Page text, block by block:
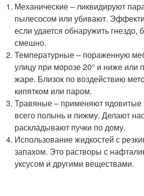
Механические – ликвидируют
пылесосом или убивают.
если удается обнаружить гнездо,
смешно.
Температурные – пораженную
улицу при морозе 20° и ниже или
жаре. Близок по воздействию
кипятком или паром.
Травяные – применяют ядовитые
всего полынь и пижму. Делают
раскладывают пучки по дому.
Использование жидкостей с
запахом. Это растворы с
уксусом и другими веществами.